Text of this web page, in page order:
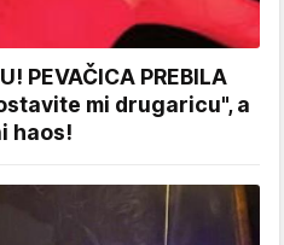
PEVAČICA PREBILA
mi drugaricu", a
haos!